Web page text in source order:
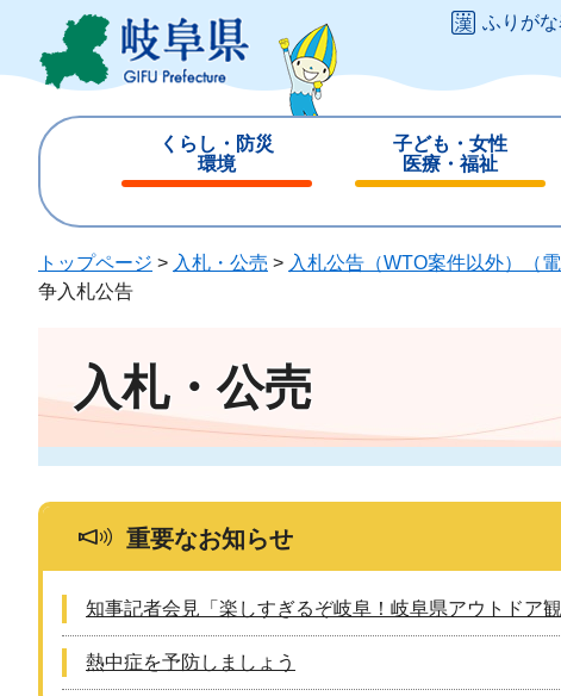
ジ
ュ
ふりが
くらし・防災
環境
じ
子ども・女性
医療・福祉
じ
る
トップページ > 入札・公売 > 入札公告（WTO案件以外）（電
争入札公告
入札・公売
重要なお知らせ
知事記者会見「楽しすぎるぞ岐阜！岐阜県アウトドア
熱中症を予防しましょう